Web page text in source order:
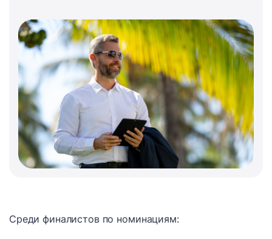
Среди финалистов по номинациям: